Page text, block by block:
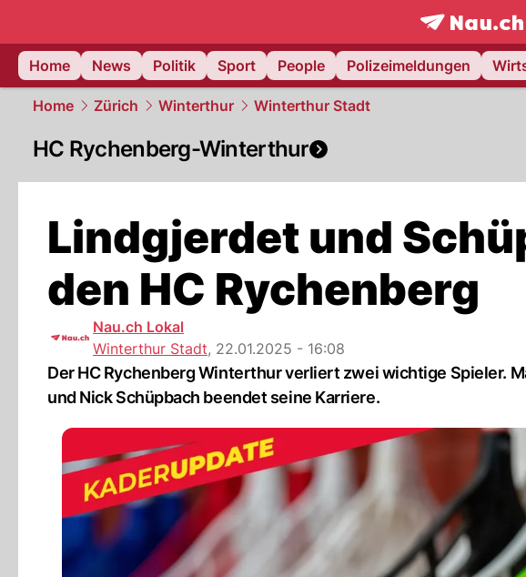
frontpage.
Home
News Politik Sport People Polizeimeldungen
Home Zürich Winterthur Winterthur Stadt
HC Rychenberg-Winterthur
Lindgjerdet und
den HC Rychenberg
Nau.ch Lokal
Winterthur Stadt, 22.01.2025 - 16:08
Der HC Rychenberg Winterthur verliert zwei wichtige Spieler.
und Nick Schüpbach beendet seine Karriere.